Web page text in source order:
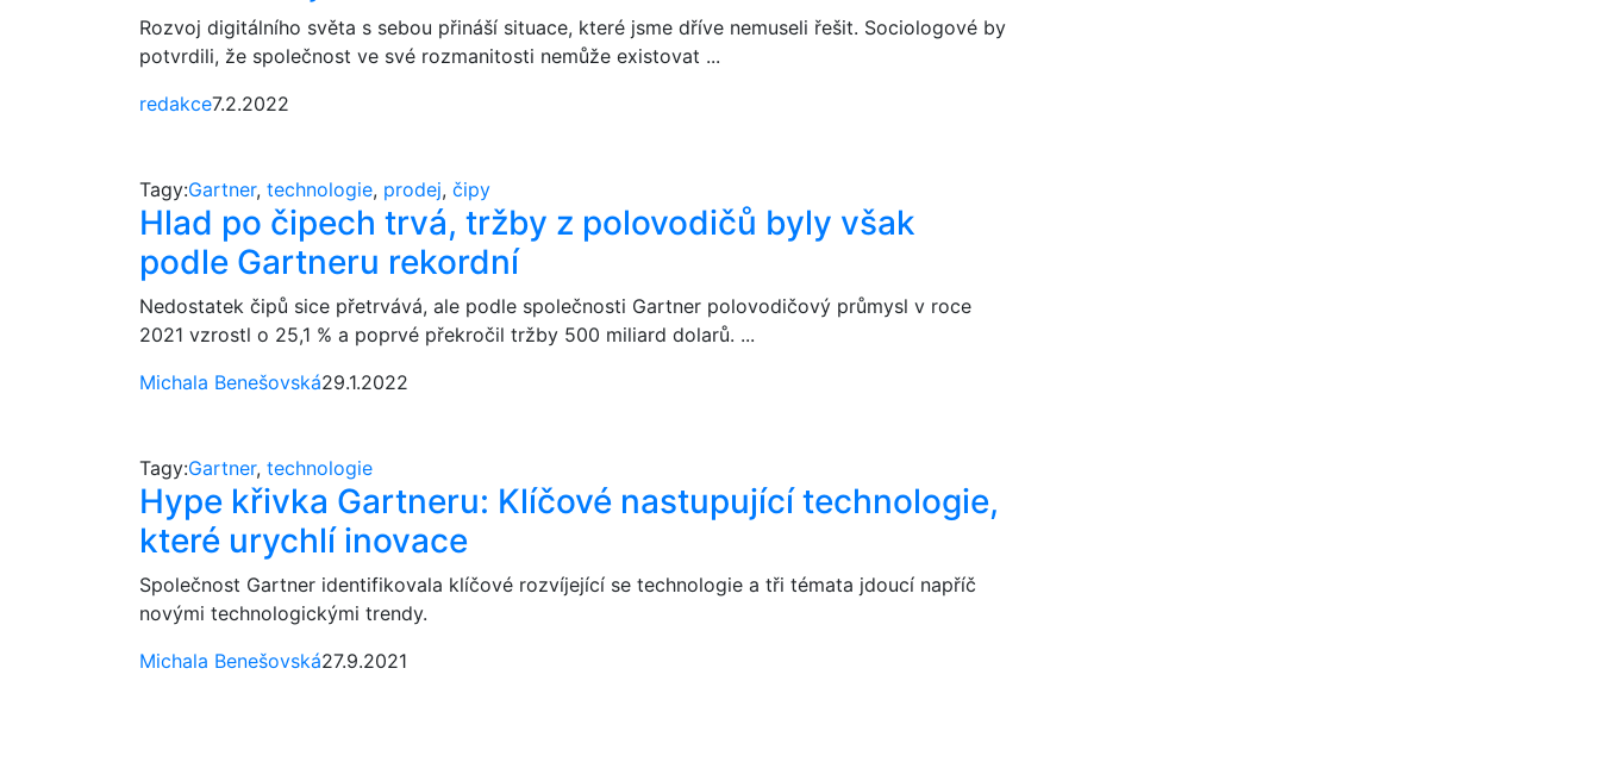
Rozvoj digitálního světa s sebou přináší situace, které jsme dříve nemuseli řešit. Sociologové by
potvrdili, že společnost ve své rozmanitosti nemůže existovat ...
redakce7.2.2022
Tagy:Gartner, technologie, prodej, čipy
Hlad po čipech trvá, tržby z polovodičů byly však
podle Gartneru rekordní
Nedostatek čipů sice přetrvává, ale podle společnosti Gartner polovodičový průmysl v roce
2021 vzrostl o 25,1 % a poprvé překročil tržby 500 miliard dolarů. ...
Michala Benešovská29.1.2022
Tagy:Gartner, technologie
Hype křivka Gartneru: Klíčové nastupující technologie,
které urychlí inovace
Společnost Gartner identifikovala klíčové rozvíjející se technologie a tři témata jdoucí napříč
novými technologickými trendy.
Michala Benešovská27.9.2021